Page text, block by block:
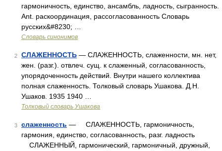
гармоничность, единство, ансамбль, ладность, сыгранность.
Ant. раскоординация, рассогласованность Словарь
русских&#8230; …
Словарь синонимов
2 СЛАЖЕННОСТЬ — СЛАЖЕННОСТЬ, слаженности, мн. нет,
жен. (разг.). отвлеч. сущ. к слаженный, согласованность,
упорядоченность действий. Внутри нашего коллектива
полная слаженность. Толковый словарь Ушакова. Д.Н.
Ушаков. 1935 1940 …
Толковый словарь Ушакова
3 слаженность — СЛАЖЕННОСТЬ, гармоничность,
гармония, единство, согласованность, разг. ладность
СЛАЖЕННЫЙ, гармонический, гармоничный, дружный,